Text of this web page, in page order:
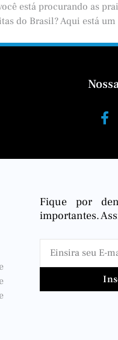
está procurando as
do Brasil? Aqui está
Fique por
importantes.